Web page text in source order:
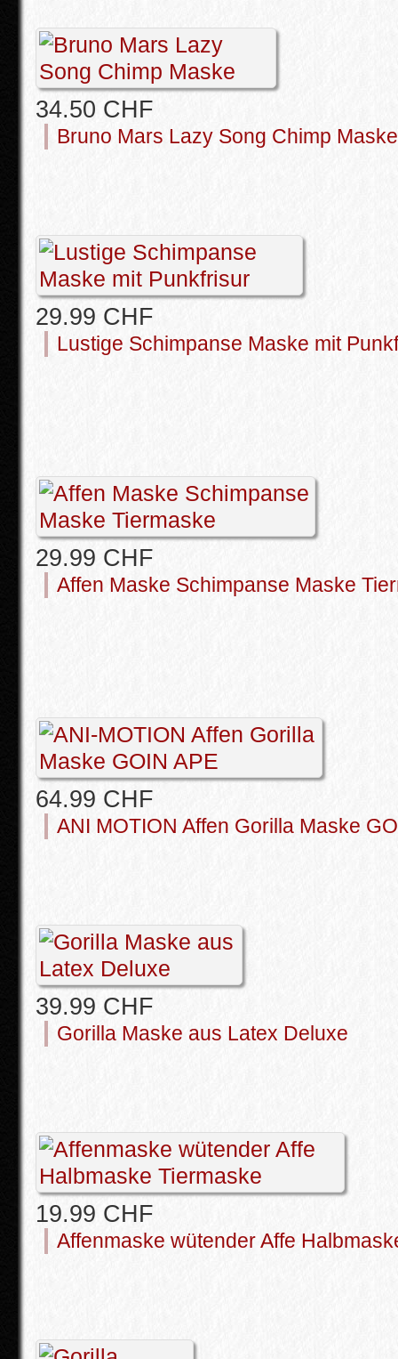
34.50 CHF
Bruno Mars Lazy Song Chimp Maske
29.99 CHF
Lustige Schimpanse Maske mit
29.99 CHF
Affen Maske Schimpanse Maske
64.99 CHF
ANI MOTION Affen Gorilla Maske
39.99 CHF
Gorilla Maske aus Latex Deluxe
19.99 CHF
Affenmaske wütender Affe